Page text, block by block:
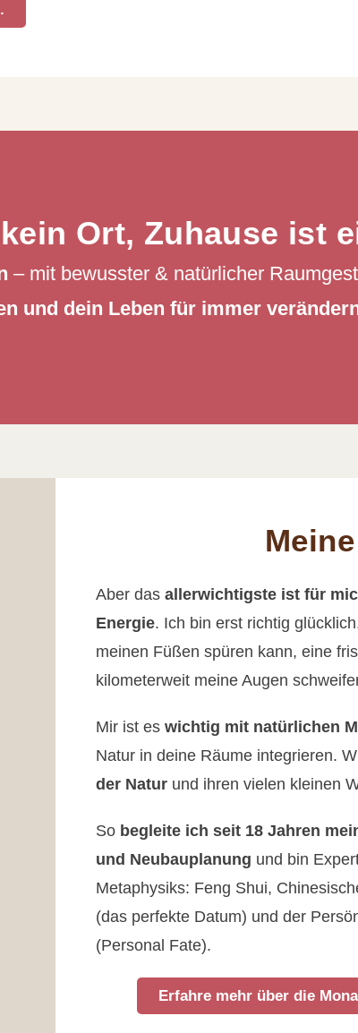
Ort, Zuhause ist
– mit bewusster & natürlicher
und dein Leben für immer
Aber das allerwichtigste ist für
Energie. Ich bin erst richtig
meinen Füßen spüren kann, eine
kilometerweit meine Augen
Mir ist es wichtig mit natürlichen
Natur in deine Räume integrieren.
der Natur und ihren vielen kleinen
So begleite ich seit 18 Jahren
und Neubauplanung und bin
Metaphysiks: Feng Shui,
(das perfekte Datum) und der
(Personal Fate).
Erfahre mehr über die